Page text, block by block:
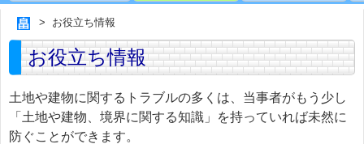
お役立ち情報
お役立ち情報
土地や建物に関するトラブルの多くは、当事者がもう少し
「土地や建物、境界に関する知識」を持っていれば未然に
防ぐことができます。